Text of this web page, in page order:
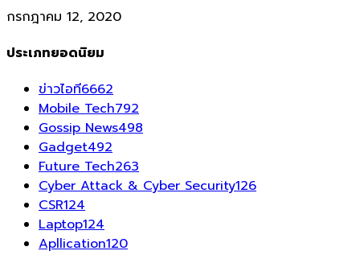
กรกฎาคม 12, 2020
ประเภทยอดนิยม
ข่าวไอที6662
Mobile Tech792
Gossip News498
Gadget492
Future Tech263
Cyber Attack & Cyber Security126
CSR124
Laptop124
Apllication120